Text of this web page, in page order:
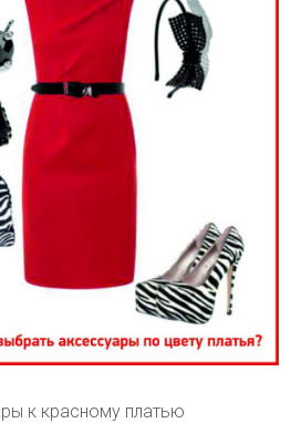
к красному платью